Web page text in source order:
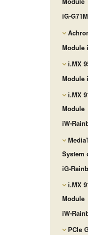
iG-G71M
Module
i.MX
Module
i.MX
Module
iW-
System
iG-
i.MX
Module
iW-
PCIe